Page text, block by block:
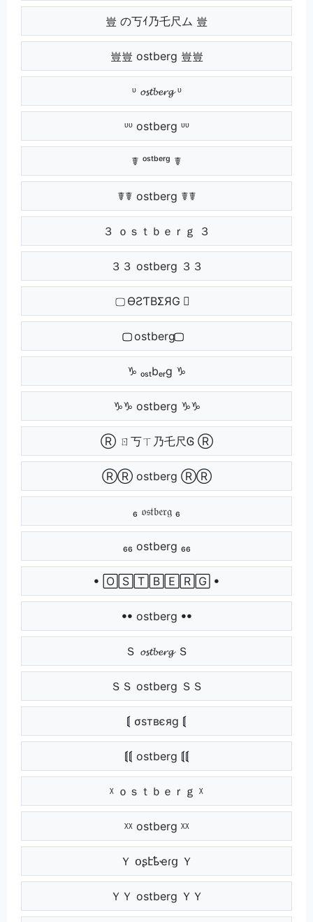
豈 の丂ｲ乃乇尺ム 豈
豈豈 ostberg 豈豈
ᶹ 𝓸𝓼𝓽𝓫𝓮𝓻𝓰 ᶹ
ᶹᶹ ostberg ᶹᶹ
☤ ᵒˢᵗᵇᵉʳᵍ ☤
☤☤ ostberg ☤☤
３ ｏｓｔｂｅｒｇ ３
３３ ostberg ３３
⃢ ӨƧƬBΣЯG ⃢
⃢⃢ ostberg ⃢⃢
♑ ₒₛₜbₑᵣg ♑
♑♑ ostberg ♑♑
Ⓡ ㄖ丂ㄒ乃乇尺Ꮆ Ⓡ
ⓇⓇ ostberg ⓇⓇ
₆ 𝔬𝔰𝔱𝔟𝔢𝔯𝔤 ₆
₆₆ ostberg ₆₆
ꔷ 🄾🅂🅃🄱🄴🅁🄶 ꔷ
ꔷꔷ ostberg ꔷꔷ
Ｓ 𝓸𝓼𝓽𝓫𝓮𝓻𝓰 Ｓ
ＳＳ ostberg ＳＳ
⟬ σѕтвєяg ⟬
⟬⟬ ostberg ⟬⟬
ᵡ ｏｓｔｂｅｒｇ ᵡ
ᵡᵡ ostberg ᵡᵡ
Ｙ օʂէҍҽɾց Ｙ
ＹＹ ostberg ＹＹ